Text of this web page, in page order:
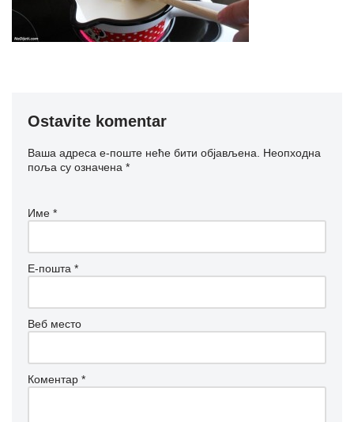
Ostavite komentar
Ваша адреса е-поште неће бити објављена. Неопходна
поља су означена *
Име *
Е-пошта *
Веб место
Коментар *